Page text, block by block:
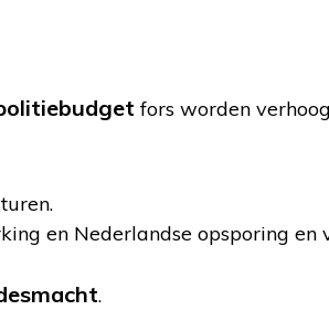
fors worden
en Nederlandse opsporing en
.